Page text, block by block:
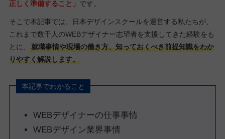
正しく準備すること」 です。
そこで本記事では、日本デザインスクールを運営する私たちが、
これまで数千人のWEBデザイナー志望者を支援してきた経験をも
とに、
就職事情や現場の働き方、知っておくべき前提知識をわか
りやすく解説します。
本記事でわかること
WEBデザイナーの仕事事情
WEBデザイン業界事情